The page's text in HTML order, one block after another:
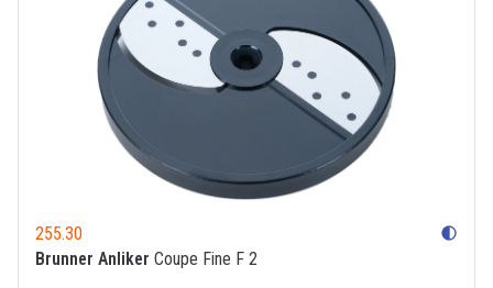
255.30 contrast
Brunner Anliker Coupe Fine F 2